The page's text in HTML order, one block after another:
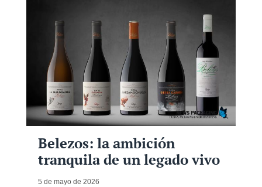
Belezos: la ambición
tranquila de un legado vivo
5 de mayo de 2026